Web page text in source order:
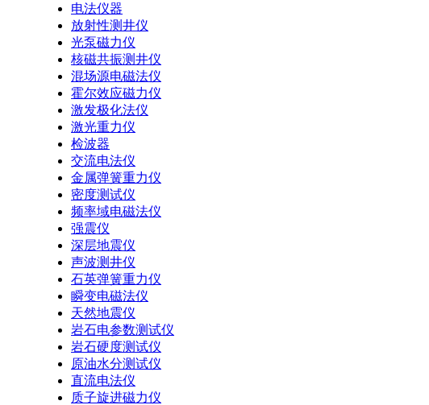
电法仪器
放射性测井仪
光泵磁力仪
核磁共振测井仪
混场源电磁法仪
霍尔效应磁力仪
激发极化法仪
激光重力仪
检波器
交流电法仪
金属弹簧重力仪
密度测试仪
频率域电磁法仪
强震仪
深层地震仪
声波测井仪
石英弹簧重力仪
瞬变电磁法仪
天然地震仪
岩石电参数测试仪
岩石硬度测试仪
原油水分测试仪
直流电法仪
质子旋进磁力仪